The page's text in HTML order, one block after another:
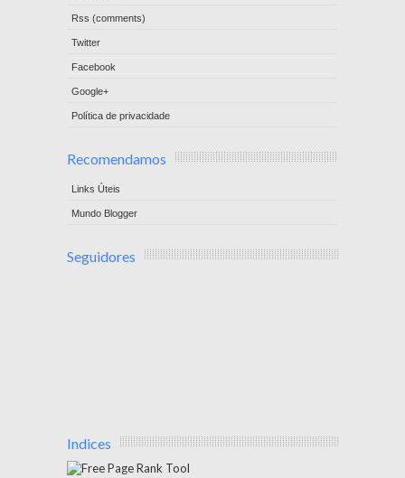
Rss (comments)
Twitter
Facebook
Google+
Política de privacidade
Recomendamos
Links Úteis
Mundo Blogger
Seguidores
Indices